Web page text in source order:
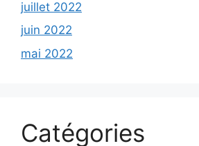
juillet 2022
juin 2022
mai 2022
Catégories